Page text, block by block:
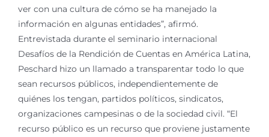
ver con una cultura de cómo se ha manejado la
información en algunas entidades”, afirmó.
Entrevistada durante el seminario internacional
Desafíos de la Rendición de Cuentas en América Latina,
Peschard hizo un llamado a transparentar todo lo que
sean recursos públicos, independientemente de
quiénes los tengan, partidos políticos, sindicatos,
organizaciones campesinas o de la sociedad civil. “El
recurso público es un recurso que proviene justamente